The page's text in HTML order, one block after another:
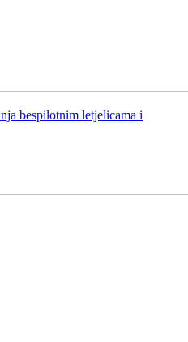
bespilotnim letjelicama i